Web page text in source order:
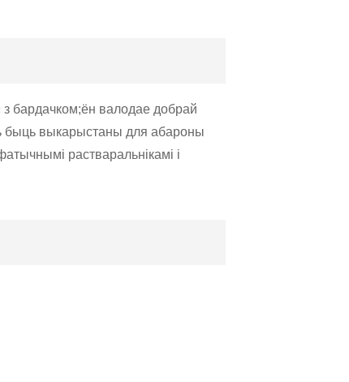
бардачком;ён валодае добрай
быць выкарыстаны для абароны
растваральнікамі і